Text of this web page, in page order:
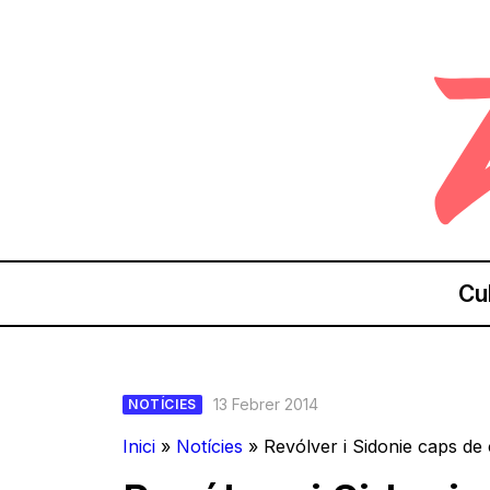
NOTÍCIES 13 Febrer 2014
Inici » Notícies » Revólver i Sidonie caps